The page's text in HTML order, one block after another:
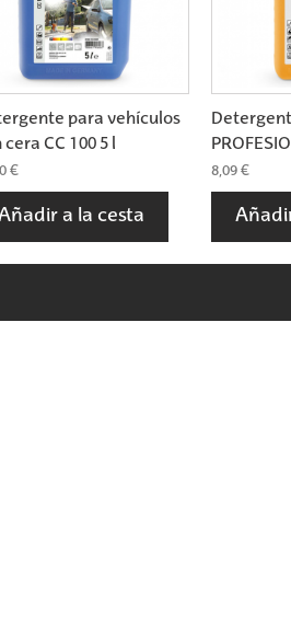
para vehículos
cera CC 100 5 l
€
a la cesta
8,09 €